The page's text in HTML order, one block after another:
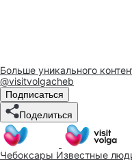
Больше уникального
@visitvolgacheb
Подписаться
Поделиться
Чебоксары Известные